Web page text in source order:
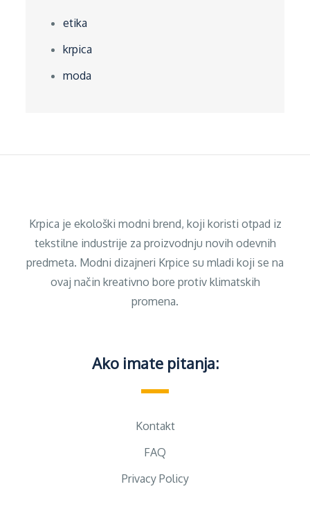
etika
krpica
moda
Krpica je ekološki modni brend, koji koristi otpad iz
tekstilne industrije za proizvodnju novih odevnih
predmeta. Modni dizajneri Krpice su mladi koji se na
ovaj način kreativno bore protiv klimatskih
promena.
Ako imate pitanja:
Kontakt
FAQ
Privacy Policy